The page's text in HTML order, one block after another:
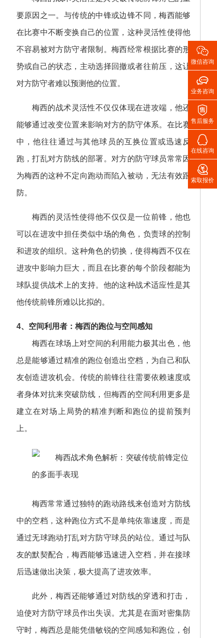
要原因之一。与传统的中锋或边锋不同，梅西能够
在比赛中不断变换自己的位置，这种灵活性使得他
不容易被对方防守者限制。梅西经常根据比赛的形
势或自己的状态，主动选择回撤或者往前压，这让
对方防守者难以预测他的位置。
梅西的战术灵活性不仅仅体现在进攻端，他还
能够通过改变位置来影响对方的防守体系。在比赛
中，他往往通过与其他球员的互换位置或迅速反
跑，打乱对方防线的部署。对方的防守球员常常因
为梅西的这种不定向跑动而陷入被动，无法有效跟
防。
梅西的灵活性使得他不仅仅是一位前锋，他也
可以在进攻中担任类似中场的角色，负责球的控制
和进攻的组织。这种角色的切换，使得梅西不仅在
进攻中影响力巨大，而且在比赛的每个阶段都能为
球队提供战术上的支持。他的这种战术适应性是其
他传统前锋所难以比拟的。
4、空间利用者：梅西的跑位与空间感知
梅西在球场上对空间的利用能力极其出色，他
总是能够通过精准的跑位创造出空档，为自己和队
友创造进攻机会。传统的前锋往往需要依赖速度或
者身体对抗来突破防线，但梅西的空间利用更多是
建立在对场上局势的精准判断和跑位的提前预判
上。
梅西常常通过独特的跑动路线来创造对方防线
中的空档，这种跑位方式不是单纯依靠速度，而是
通过无球跑动打乱对方防守球员的站位。通过与队
友的默契配合，梅西能够迅速进入空档，并在接球
后迅速做出决策，极大提高了进攻效率。
此外，梅西还能够通过对防线的穿透和打击，
迫使对方防守球员作出失误。尤其是在面对密集防
守时，梅西总是能凭借敏锐的空间感知和跑位，创

微信咨询

业务咨询

售后服务

在线咨询

索取报价